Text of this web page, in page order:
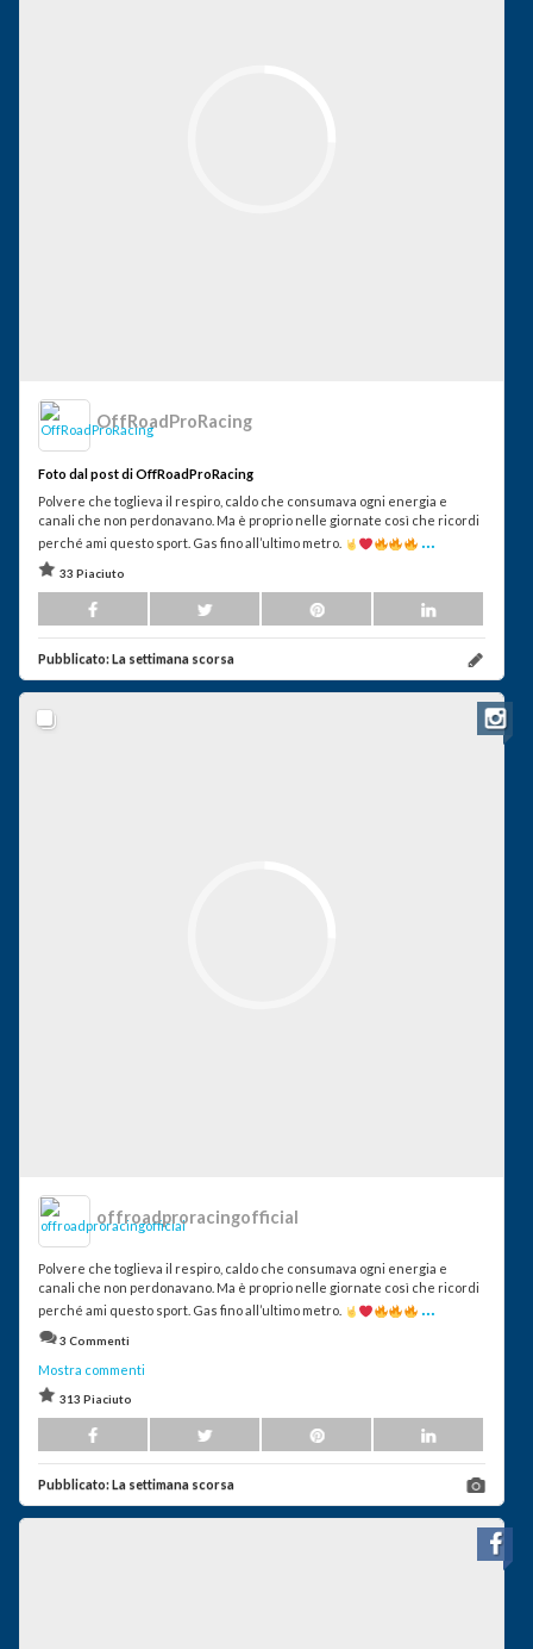
OffRoadProRacing
Foto dal post di OffRoadProRacing
Polvere che toglieva il respiro, caldo che consumava ogni energia e
canali che non perdonavano. Ma è proprio nelle giornate così che ricordi
perché ami questo sport. Gas fino all’ultimo metro.
...
33 Piaciuto
Pubblicato:La settimana scorsa
offroadproracingofficial
Polvere che toglieva il respiro, caldo che consumava ogni energia e
canali che non perdonavano. Ma è proprio nelle giornate così che ricordi
perché ami questo sport. Gas fino all’ultimo metro.
...
3 Commenti
Mostra commenti
313 Piaciuto
Pubblicato:La settimana scorsa